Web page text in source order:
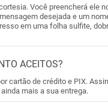
Você preencherá ele
desejada e um
em uma folha sulfite,
ACEITOS?
cartão de crédito e PIX.
mais a sua entrega.